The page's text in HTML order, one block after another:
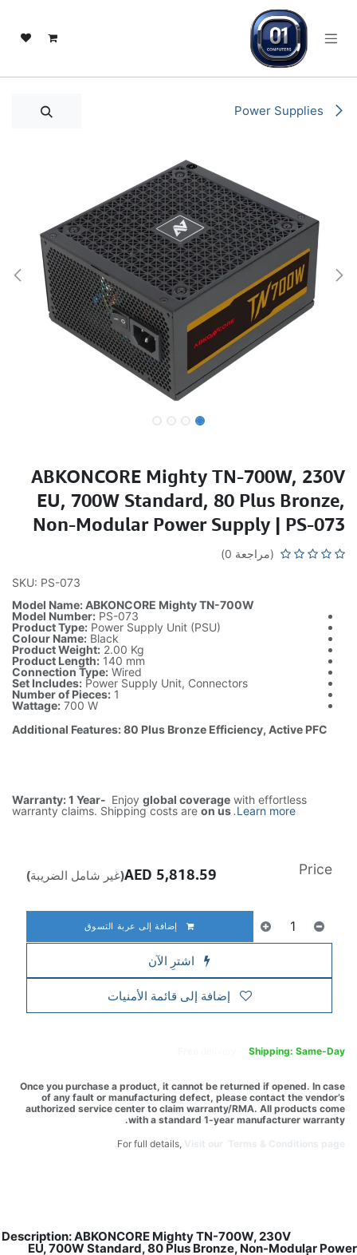
ABKONCORE Mighty TN-700W, 230V
EU, 700W Standard, 80 Plus Bronze,
Non-Modular Power Supply | PS-073
(مراجعة 0)
SKU: PS-073
Model Name: ABKONCORE Mighty TN-700W
Model Number: PS-073
Product Type: Power Supply Unit (PSU)
Colour Name: Black
Product Weight: 2.00 Kg
Product Length: 140 mm
Connection Type: Wired
Set Includes: Power Supply Unit, Connectors
Number of Pieces: 1
Wattage: 700 W
Additional Features: 80 Plus Bronze Efficiency, Active PFC
Warranty: 1 Year- Enjoy global coverage with effortless
warranty claims. Shipping costs are on us.Learn more
إضافة إلى عربة التسوق
اشترِ الآن
إضافة إلى قائمة الأمنيات
Price
5,818.59 (غير شامل الضريبة)
Shipping: Same-Day
Once you purchase a product, it cannot be returned if opened. In case
of any fault or manufacturing defect, please contact the vendor’s
authorized service center to claim warranty/RMA. All products come
with a standard 1-year manufacturer warranty.
For full details,
Description: ABKONCORE Mighty TN-700W, 230V
EU, 700W Standard, 80 Plus Bronze, Non-Modular Power